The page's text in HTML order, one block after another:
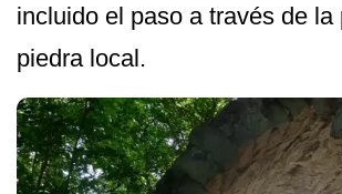
incluido el paso a través de la
piedra local.